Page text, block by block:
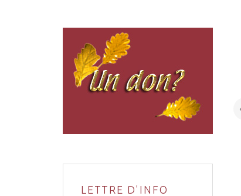
LETTRE D'INFO